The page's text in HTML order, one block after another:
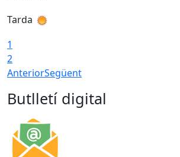
Tarda
1
2
AnteriorSegüent
Butlletí digital